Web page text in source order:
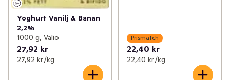
Yoghurt Vanilj & Banan
2,2%
1000 g, Valio
27,92 kr
27,92 kr /kg
Prismatch
22,40 kr
22,40 kr /kg